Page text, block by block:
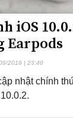
iOS
Earpods
2016 | 23:40
nhật chính